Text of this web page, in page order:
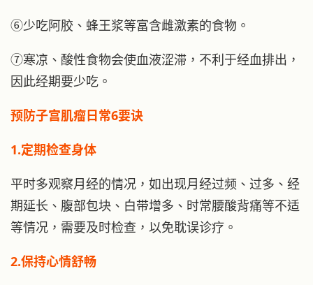
⑥少吃阿胶、蜂王浆等富含雌激素的食物。
⑦寒凉、酸性食物会使血液涩滞，不利于经血排出，
因此经期要少吃。
预防子宫肌瘤日常6要诀
1.定期检查身体
平时多观察月经的情况，如出现月经过频、过多、经
期延长、腹部包块、白带增多、时常腰酸背痛等不适
等情况，需要及时检查，以免耽误诊疗。
2.保持心情舒畅